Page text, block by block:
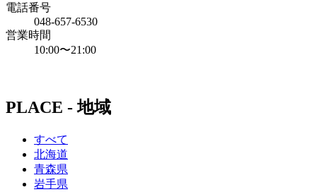
電話番号
048-657-6530
営業時間
10:00〜21:00
PLACE - 地域
すべて
北海道
青森県
岩手県